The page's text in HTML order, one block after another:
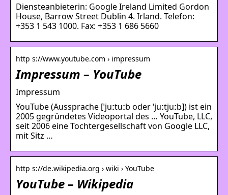
Diensteanbieterin: Google Ireland Limited Gordon
House, Barrow Street Dublin 4. Irland. Telefon:
+353 1 543 1000. Fax: +353 1 686 5660
http s://www.youtube.com › impressum
Impressum – YouTube
Impressum
YouTube (Aussprache [ˈjuːtuːb oder ˈjuːtjuːb]) ist ein
2005 gegründetes Videoportal des … YouTube, LLC,
seit 2006 eine Tochtergesellschaft von Google LLC,
mit Sitz …
http s://de.wikipedia.org › wiki › YouTube
YouTube – Wikipedia